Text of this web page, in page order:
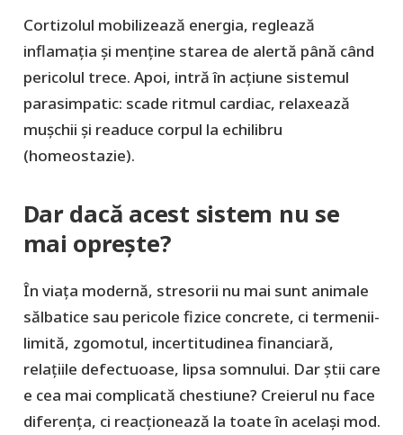
Cortizolul mobilizează energia, reglează
inflamația și menține starea de alertă până când
pericolul trece. Apoi, intră în acțiune sistemul
parasimpatic: scade ritmul cardiac, relaxează
mușchii și readuce corpul la echilibru
(homeostazie).
Dar dacă acest sistem nu se
mai oprește?
În viața modernă, stresorii nu mai sunt animale
sălbatice sau pericole fizice concrete, ci termenii-
limită, zgomotul, incertitudinea financiară,
relațiile defectuoase, lipsa somnului. Dar știi care
e cea mai complicată chestiune? Creierul nu face
diferența, ci reacționează la toate în același mod.